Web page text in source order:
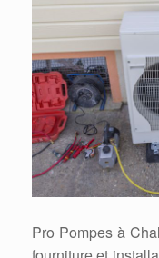
Pro Pompes à